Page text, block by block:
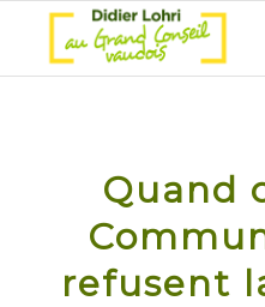
Quand
refusent